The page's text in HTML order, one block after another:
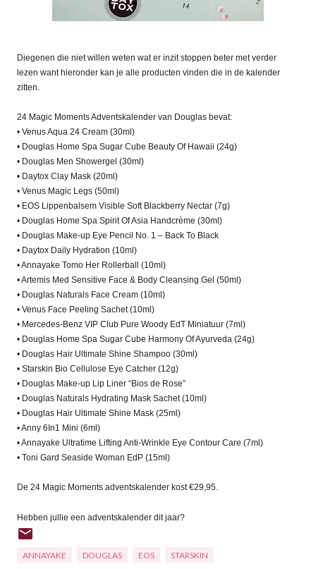
Diegenen die niet willen weten wat er inzit stoppen beter met verder
lezen want hieronder kan je alle producten vinden die in de kalender
zitten.
24 Magic Moments Adventskalender van Douglas bevat:
• Venus Aqua 24 Cream (30ml)
• Douglas Home Spa Sugar Cube Beauty Of Hawaii (24g)
• Douglas Men Showergel (30ml)
• Daytox Clay Mask (20ml)
• Venus Magic Legs (50ml)
• EOS Lippenbalsem Visible Soft Blackberry Nectar (7g)
• Douglas Home Spa Spirit Of Asia Handcrème (30ml)
• Douglas Make-up Eye Pencil No. 1 – Back To Black
• Daytox Daily Hydration (10ml)
• Annayake Tomo Her Rollerball (10ml)
• Artemis Med Sensitive Face & Body Cleansing Gel (50ml)
• Douglas Naturals Face Cream (10ml)
• Venus Face Peeling Sachet (10ml)
• Mercedes-Benz VIP Club Pure Woody EdT Miniatuur (7ml)
• Douglas Home Spa Sugar Cube Harmony Of Ayurveda (24g)
• Douglas Hair Ultimate Shine Shampoo (30ml)
• Starskin Bio Cellulose Eye Catcher (12g)
• Douglas Make-up Lip Liner “Bios de Rose”
• Douglas Naturals Hydrating Mask Sachet (10ml)
• Douglas Hair Ultimate Shine Mask (25ml)
• Anny 6In1 Mini (6ml)
• Annayake Ultratime Lifting Anti-Wrinkle Eye Contour Care (7ml)
• Toni Gard Seaside Woman EdP (15ml)
De 24 Magic Moments adventskalender kost €29,95.
Hebben jullie een adventskalender dit jaar?
ANNAYAKE DOUGLAS EOS STARSKIN